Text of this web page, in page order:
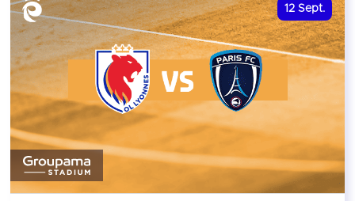
12 Sept.